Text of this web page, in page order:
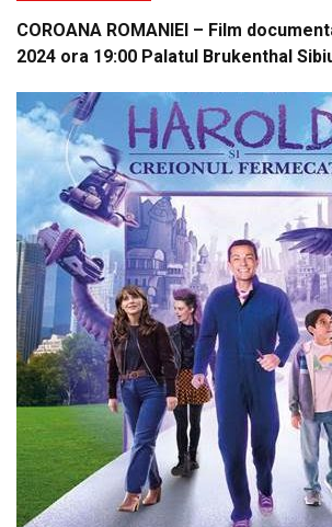
COROANA ROMANIEI – Film
2024 ora 19:00 Palatul Brukenthal